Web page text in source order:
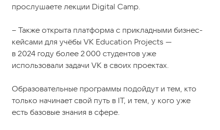
прослушаете лекции Digital Camp.
– Также открыта платформа с прикладными бизнес-
кейсами для учёбы VK Education Projects —
в 2024 году более 2 000 студентов уже
использовали задачи VK в своих проектах.
Образовательные программы подойдут и тем, кто
только начинает свой путь в IT, и тем, у кого уже
есть базовые знания в сфере.